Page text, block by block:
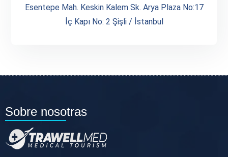
Esentepe Mah. Keskin Kalem Sk. Arya Plaza No:17
İç Kapı No: 2 Şişli / İstanbul
Sobre nosotras